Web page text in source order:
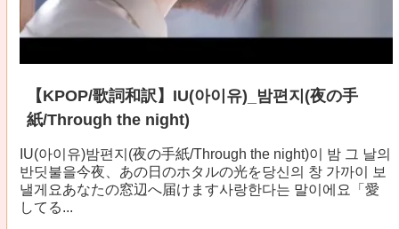
【KPOP/歌詞和訳】IU(아이유)_밤편지(夜の手
紙/Through the night)
IU(아이유)밤편지(夜の手紙/Through the night)이 밤 그 날의
반딧불을今夜、あの日のホタルの光を당신의 창 가까이 보
낼게요あなたの窓辺へ届けます사랑한다는 말이에요「愛
してる...